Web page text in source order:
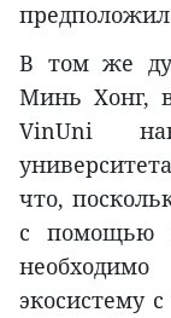
В том же
Минь Хонг,
VinUni
что,
с помощью
необходимо
экосистему